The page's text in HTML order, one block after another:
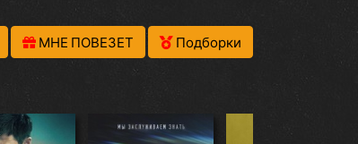
МНЕ ПОВЕЗЕТ Подборки